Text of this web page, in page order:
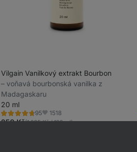
Vilgain Vanilkový extrakt Bourbon
⁠–⁠ voňavá bourbonská vanilka z
Madagaskaru
20 ml
95
Hodnocení
4.7/5,
Oblíbené
1518
259 Kč(1 295 Kč / 100 ml)